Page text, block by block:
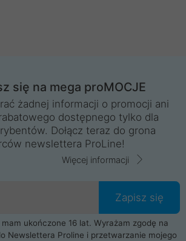
się na mega proMOCJE
żadnej informacji o promocji ani
dostępnego tylko dla
Dołącz teraz do grona
newslettera ProLine!
Więcej informacji
Zapisz się
ukończone 16 lat. Wyrażam zgodę na
Newslettera Proline i przetwarzanie mojego